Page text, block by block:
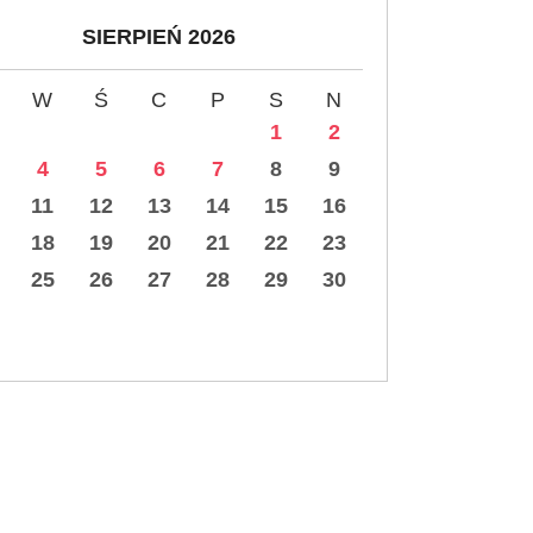
SIERPIEŃ 2026
W Ś C P S
N
1
2
4
5 6 7 8
9
11
12 13 14 15
16
18
19 20 21 22
23
25
26 27 28 29 30